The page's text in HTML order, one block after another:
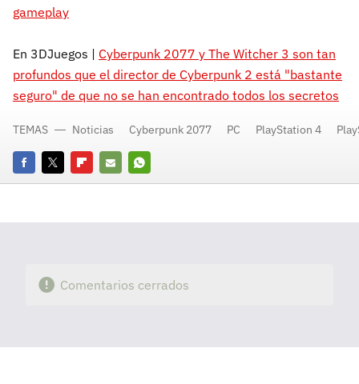
gameplay
En 3DJuegos | Cyberpunk 2077 y The Witcher 3 son tan
profundos que el director de Cyberpunk 2 está "bastante
seguro" de que no se han encontrado todos los secretos
FacebookTwitterFlipboard
E-
Whatsapp
TEMAS Noticias Cyberpunk 2077 PC PlayStation 4
Comentarios cerrados